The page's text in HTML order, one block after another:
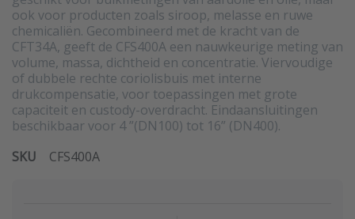
ook voor producten zoals siroop, melasse en ruwe
chemicaliën. Gecombineerd met de kracht van de
CFT34A, geeft de CFS400A een nauwkeurige meting van
volume, massa, dichtheid en concentratie. Viervoudige
of dubbele rechte coriolisbuis met interne
drukcompensatie, voor toepassingen met grote
capaciteit en custody-overdracht. Eindaansluitingen
beschikbaar voor 4 ”(DN100) tot 16” (DN400).
SKU
CFS400A